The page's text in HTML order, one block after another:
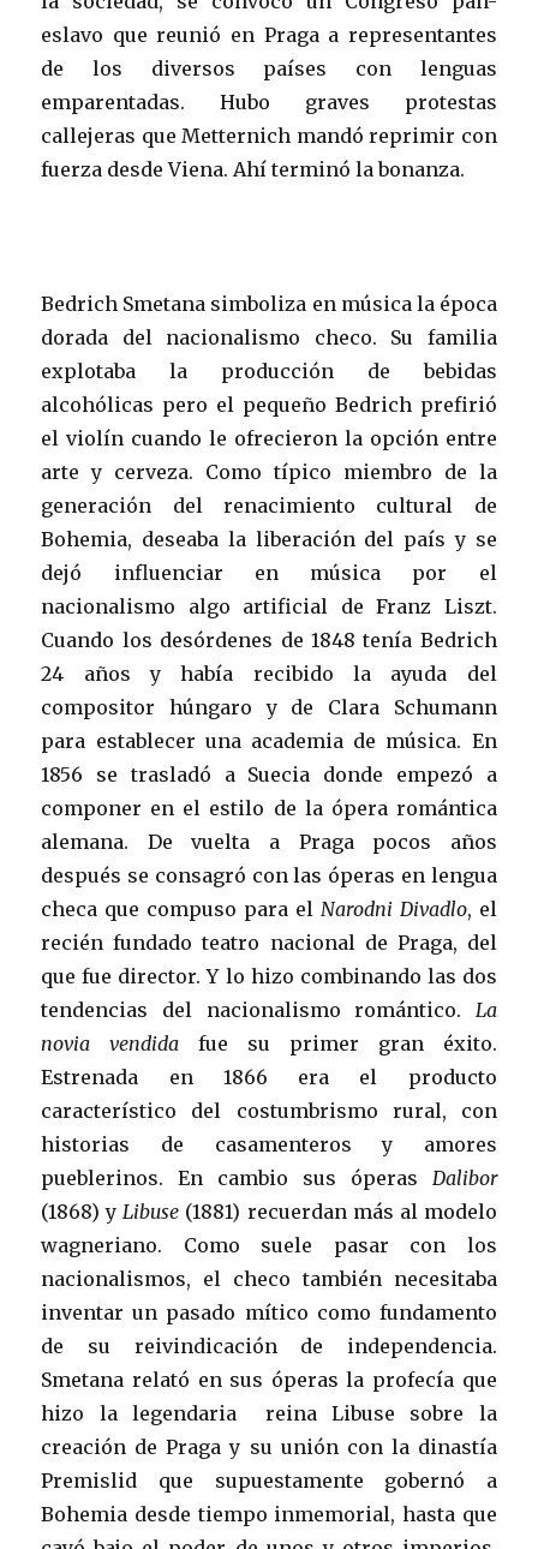
eslavo que reunió en Praga a representantes
de los diversos países con lenguas
emparentadas. Hubo graves protestas
callejeras que Metternich mandó reprimir con
fuerza desde Viena. Ahí terminó la bonanza.
Bedrich Smetana simboliza en música la época
dorada del nacionalismo checo. Su familia
explotaba la producción de bebidas
alcohólicas pero el pequeño Bedrich prefirió
el violín cuando le ofrecieron la opción entre
arte y cerveza. Como típico miembro de la
generación del renacimiento cultural de
Bohemia, deseaba la liberación del país y se
dejó influenciar en música por el
nacionalismo algo artificial de Franz Liszt.
Cuando los desórdenes de 1848 tenía Bedrich
24 años y había recibido la ayuda del
compositor húngaro y de Clara Schumann
para establecer una academia de música. En
1856 se trasladó a Suecia donde empezó a
componer en el estilo de la ópera romántica
alemana. De vuelta a Praga pocos años
después se consagró con las óperas en lengua
checa que compuso para el Narodni Divadlo, el
recién fundado teatro nacional de Praga, del
que fue director. Y lo hizo combinando las dos
tendencias del nacionalismo romántico. La
novia vendidafue su primer gran éxito.
Estrenada en 1866 era el producto
característico del costumbrismo rural, con
historias de casamenteros y amores
pueblerinos. En cambio sus óperas Dalibor
(1868) y Libuse (1881) recuerdan más al modelo
wagneriano. Como suele pasar con los
nacionalismos, el checo también necesitaba
inventar un pasado mítico como fundamento
de su reivindicación de independencia.
Smetana relató en sus óperas la profecía que
hizo la legendaria reina Libuse sobre la
creación de Praga y su unión con la dinastía
Premislid que supuestamente gobernó a
Bohemia desde tiempo inmemorial, hasta que